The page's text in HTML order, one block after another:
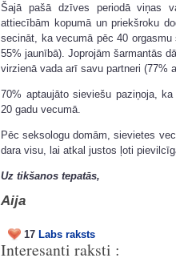
Šajā pašā dzīves periodā viņas
attiecībām kopumā un priekšroku
secināt, ka vecumā pēc 40
55% jaunībā). Joprojām šarmantās
virzienā vada arī savu partneri (77%
70% aptaujāto sieviešu paziņoja,
20 gadu vecumā.
Pēc seksologu domām, sievietes
dara visu, lai atkal justos ļoti
Uz tikšanos tepatās,
Aija
17 Labs raksts
Interesanti raksti :